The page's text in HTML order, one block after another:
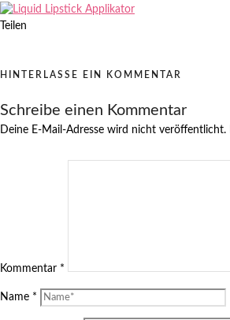
Teilen
HINTERLASSE EIN KOMMENTAR
Schreibe einen Kommentar
Deine E-Mail-Adresse wird nicht veröffentlicht.
Kommentar *
Name *